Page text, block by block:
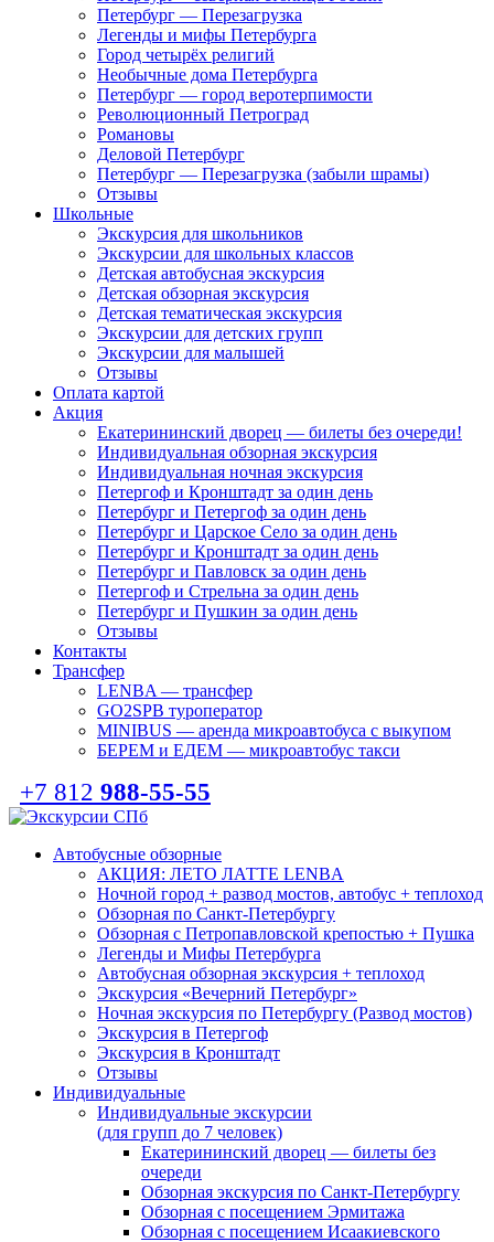
Петербург — Перезагрузка
Легенды и мифы Петербурга
Город четырёх религий
Необычные дома Петербурга
Петербург — город веротерпимости
Революционный Петроград
Романовы
Деловой Петербург
Петербург — Перезагрузка (забыли шрамы)
Отзывы
Школьные
Экскурсия для школьников
Экскурсии для школьных классов
Детская автобусная экскурсия
Детская обзорная экскурсия
Детская тематическая экскурсия
Экскурсии для детских групп
Экскурсии для малышей
Отзывы
Оплата картой
Акция
Екатерининский дворец — билеты без очереди!
Индивидуальная обзорная экскурсия
Индивидуальная ночная экскурсия
Петергоф и Кронштадт за один день
Петербург и Петергоф за один день
Петербург и Царское Село за один день
Петербург и Кронштадт за один день
Петербург и Павловск за один день
Петергоф и Стрельна за один день
Петербург и Пушкин за один день
Отзывы
Контакты
Трансфер
LENBA — трансфер
GO2SPB туроператор
MINIBUS — аренда микроавтобуса с выкупом
БЕРЕМ и ЕДЕМ — микроавтобус такси
+7 812 988-55-55
Автобусные обзорные
АКЦИЯ: ЛЕТО ЛАТТЕ LENBA
Ночной город + развод мостов, автобус + теплоход
Обзорная по Санкт-Петербургу
Обзорная с Петропавловской крепостью + Пушка
Легенды и Мифы Петербурга
Автобусная обзорная экскурсия + теплоход
Экскурсия «Вечерний Петербург»
Ночная экскурсия по Петербургу (Развод мостов)
Экскурсия в Петергоф
Экскурсия в Кронштадт
Отзывы
Индивидуальные
Индивидуальные экскурсии
(для групп до 7 человек)
Екатерининский дворец — билеты без
очереди
Обзорная экскурсия по Санкт-Петербургу
Обзорная с посещением Эрмитажа
Обзорная с посещением Исаакиевского